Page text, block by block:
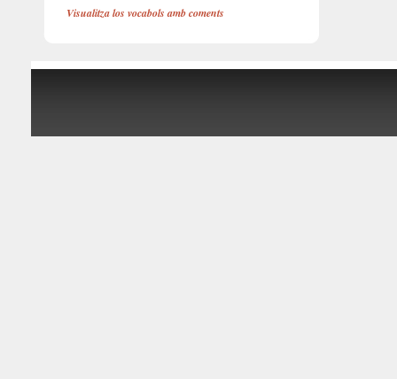
Visualitza los vocabols amb coments